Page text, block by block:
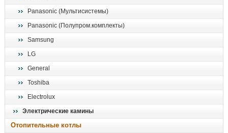
Panasonic (Мультисистемы)
Panasonic (Полупром.комплекты)
Samsung
LG
General
Toshiba
Electrolux
Электрические камины
Отопительные котлы